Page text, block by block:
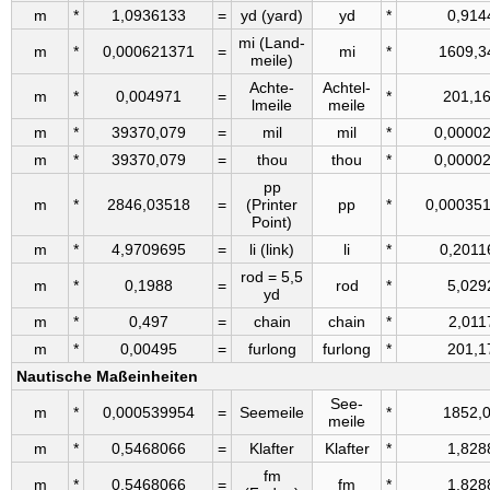
m * 1,0936133 = yd (yard) yd *
m * 0,000621371 =
mi (Land­
meile)
mi *
m * 0,004971 =
Achte­
lmeile
Achtel­
meile
*
m * 39370,079 = mil mil *
m
* 39370,079 = thou thou *
m * 2846,03518 =
pp
(Printer
Point)
pp *
m * 4,9709695 = li (link) li *
m * 0,1988 =
rod = 5,5
yd
rod *
m * 0,497 = chain chain *
m
* 0,00495 = furlong furlong *
Nautische Maßeinheiten
m * 0,000539954 = See­meile
See­
meile
*
m * 0,5468066 = Klafter Klafter *
m * 0,5468066 =
fm
fm *